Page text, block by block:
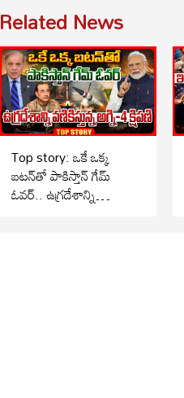
Related News
Top story: ఒకే ఒక్క
బటన్‌తో పాకిస్తాన్ గేమ్
ఓవర్.. ఉగ్రదేశాన్ని